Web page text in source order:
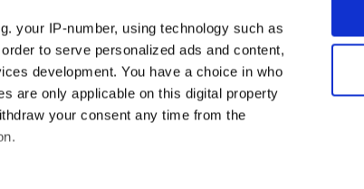
your IP-number, using technology such as
to serve personalized ads and content,
development. You have a choice in who
are only applicable on this digital property
your consent any time from the